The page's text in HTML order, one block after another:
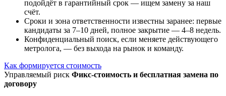
подойдёт в гарантийный срок — ищем замену за наш
счёт.
Сроки и зона ответственности известны заранее: первые
кандидаты за 7–10 дней, полное закрытие — 4–8 недель.
Конфиденциальный поиск, если меняете действующего
метролога, — без выхода на рынок и команду.
Как формируется стоимость
Управляемый риск Фикс-стоимость и бесплатная замена по
договору